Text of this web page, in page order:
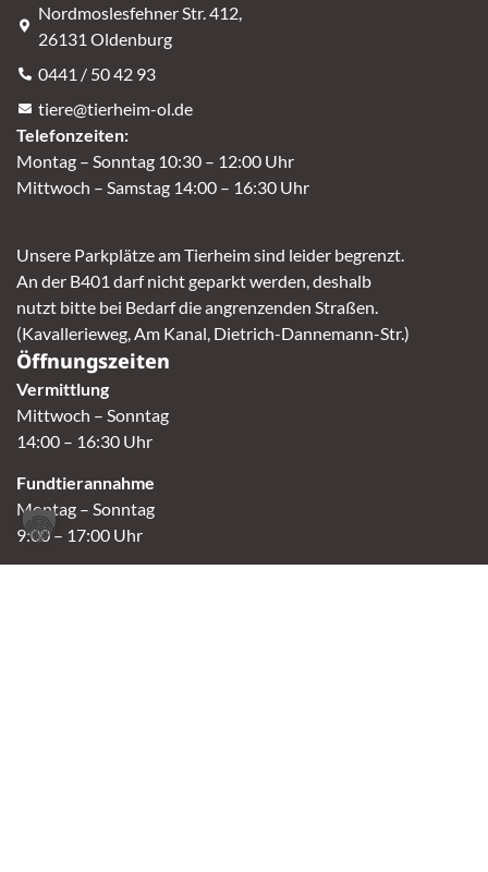
Nordmoslesfehner Str. 412,
26131 Oldenburg
0441 / 50 42 93
tiere@tierheim-ol.de
Telefonzeiten:
Montag – Sonntag 10:30 – 12:00 Uhr
Mittwoch – Samstag 14:00 – 16:30 Uhr
Unsere Parkplätze am Tierheim sind leider begrenzt.
An der B401 darf nicht geparkt werden, deshalb
nutzt bitte bei Bedarf die angrenzenden Straßen.
(Kavallerieweg, Am Kanal, Dietrich-Dannemann-Str.)
Öffnungszeiten
Vermittlung
Mittwoch – Sonntag
14:00 – 16:30 Uhr
Fundtierannahme
Montag – Sonntag
9:00 – 17:00 Uhr